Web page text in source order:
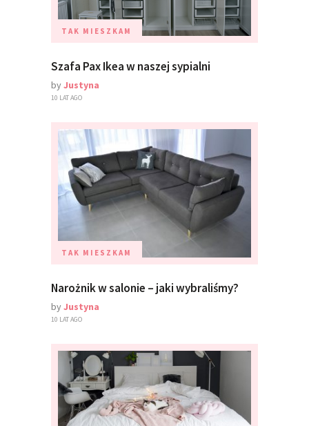
TAK MIESZKAM
Szafa Pax Ikea w naszej sypialni
byJustyna
10 LAT AGO
TAK MIESZKAM
Narożnik w salonie – jaki wybraliśmy?
byJustyna
10 LAT AGO